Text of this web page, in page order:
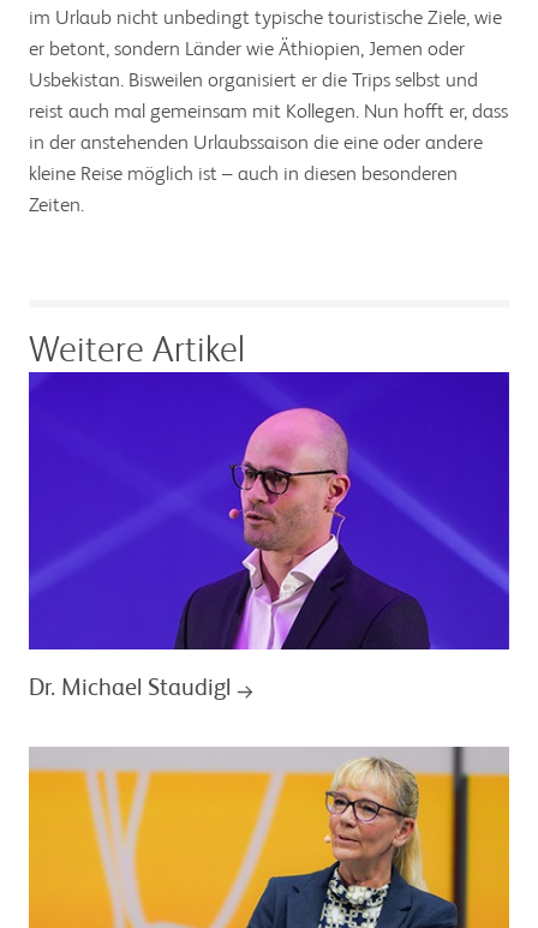
im Urlaub nicht unbedingt typische touristische Ziele, wie
er betont, sondern Länder wie Äthiopien, Jemen oder
Usbekistan. Bisweilen organisiert er die Trips selbst und
reist auch mal gemeinsam mit Kollegen. Nun hofft er, dass
in der anstehenden Urlaubssaison die eine oder andere
kleine Reise möglich ist – auch in diesen besonderen
Zeiten.
Weitere Artikel
Dr. Michael Staudigl